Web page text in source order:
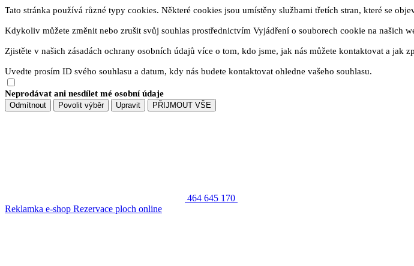
Tato stránka používá různé typy cookies. Některé cookies jsou umístěny službami třetích stran, které se
Kdykoliv můžete změnit nebo zrušit svůj souhlas prostřednictvím Vyjádření o souborech cookie na našich
Zjistěte v našich zásadách ochrany osobních údajů více o tom, kdo jsme, jak nás můžete kontaktovat a jak
Uvedte prosím ID svého souhlasu a datum, kdy nás budete kontaktovat ohledne vašeho souhlasu.
Neprodávat ani nesdílet mé osobní údaje
Odmítnout Povolit výběr Upravit PŘIJMOUT VŠE
464 645 170
Reklamka e-shop Rezervace ploch online